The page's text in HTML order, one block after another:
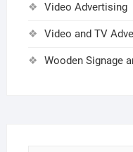
Video Advertising
Video and TV
Wooden Signage